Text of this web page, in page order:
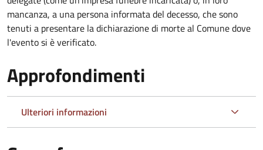
mancanza, a una persona informata del decesso, che sono
tenuti a presentare la dichiarazione di morte al Comune dove
l'evento si è verificato.
Approfondimenti
Ulteriori informazioni